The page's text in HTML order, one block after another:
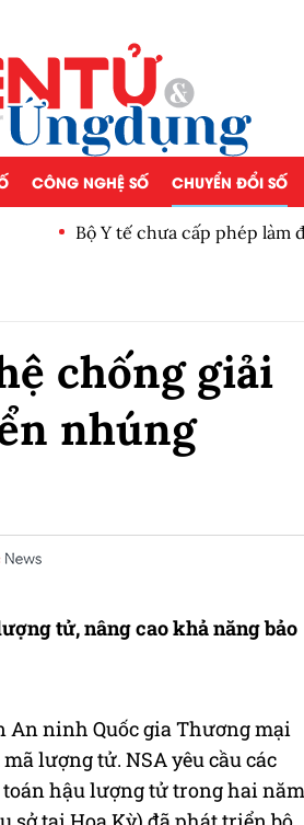
CÔNG NGHỆ SỐ CHUYỂN ĐỔI SỐ
Bộ Y tế chưa cấp phép làm
chống giải
nhúng
tử, nâng cao khả năng bảo
An ninh Quốc gia Thương mại
lượng tử. NSA yêu cầu các
hậu lượng tử trong hai năm